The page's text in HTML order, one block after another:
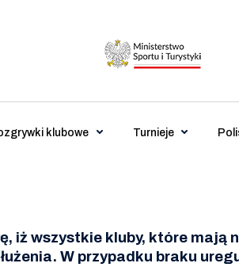
klubowe Turnieje
iż wszystkie kluby, które
W przypadku braku